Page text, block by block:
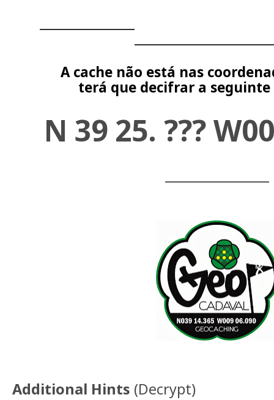
A cache não está nas
terá que decifrar a
N 39 25. ???
Additional Hints (Decrypt)